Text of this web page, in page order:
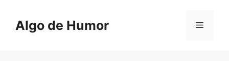
contenido
Algo de Humor Menú